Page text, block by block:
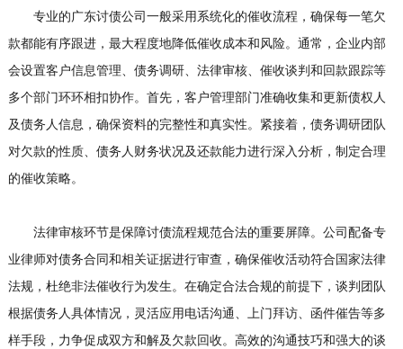
专业的广东讨债公司一般采用系统化的催收流程，确保每一笔欠
款都能有序跟进，最大程度地降低催收成本和风险。通常，企业内部
会设置客户信息管理、债务调研、法律审核、催收谈判和回款跟踪等
多个部门环环相扣协作。首先，客户管理部门准确收集和更新债权人
及债务人信息，确保资料的完整性和真实性。紧接着，债务调研团队
对欠款的性质、债务人财务状况及还款能力进行深入分析，制定合理
的催收策略。
法律审核环节是保障讨债流程规范合法的重要屏障。公司配备专
业律师对债务合同和相关证据进行审查，确保催收活动符合国家法律
法规，杜绝非法催收行为发生。在确定合法合规的前提下，谈判团队
根据债务人具体情况，灵活应用电话沟通、上门拜访、函件催告等多
样手段，力争促成双方和解及欠款回收。高效的沟通技巧和强大的谈